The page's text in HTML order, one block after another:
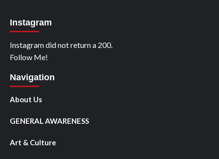
Instagram
Instagram did not return a 200.
Follow Me!
Navigation
About Us
GENERAL AWARENESS
Art & Culture